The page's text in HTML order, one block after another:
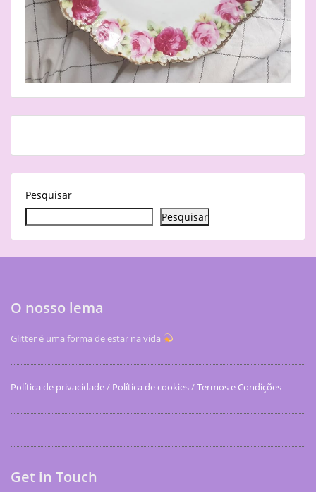
Pesquisar
Pesquisar
O nosso lema
Glitter é uma forma de estar na vida
Política de privacidade/ Política de cookies/Termos e Condições
Get in Touch